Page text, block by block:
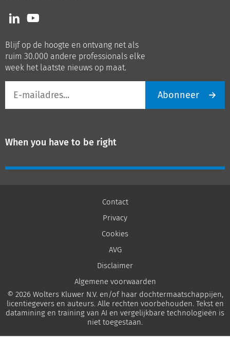
Volg
ons
LinkedIn
Volg
ons
Youtube
Blijf op de hoogte en ontvang net als
ruim 30.000 andere professionals elke
week het laatste nieuws op maat.
mailadres
Abonneer
When you have to be right
Contact
Privacy
Cookies
AVG
Disclaimer
Algemene voorwaarden
© 2026 Wolters Kluwer N.V. en/of haar dochtermaatschappijen,
licentiegevers en auteurs. Alle rechten voorbehouden. Tekst en
datamining en training van AI en vergelijkbare technologieën is
niet toegestaan.